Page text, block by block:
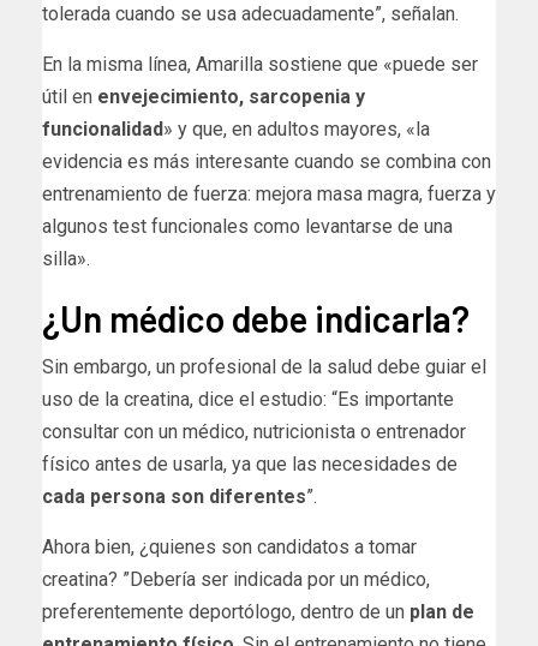
tolerada cuando se usa adecuadamente”, señalan.
En la misma línea, Amarilla sostiene que «puede ser
útil en envejecimiento, sarcopenia y
funcionalidad» y que, en adultos mayores, «la
evidencia es más interesante cuando se combina con
entrenamiento de fuerza: mejora masa magra, fuerza y
algunos test funcionales como levantarse de una
silla».
¿Un médico debe indicarla?
Sin embargo, un profesional de la salud debe guiar el
uso de la creatina, dice el estudio: “Es importante
consultar con un médico, nutricionista o entrenador
físico antes de usarla, ya que las necesidades de
cada persona son diferentes”.
Ahora bien, ¿quienes son candidatos a tomar
creatina? ”Debería ser indicada por un médico,
preferentemente deportólogo, dentro de un plan de